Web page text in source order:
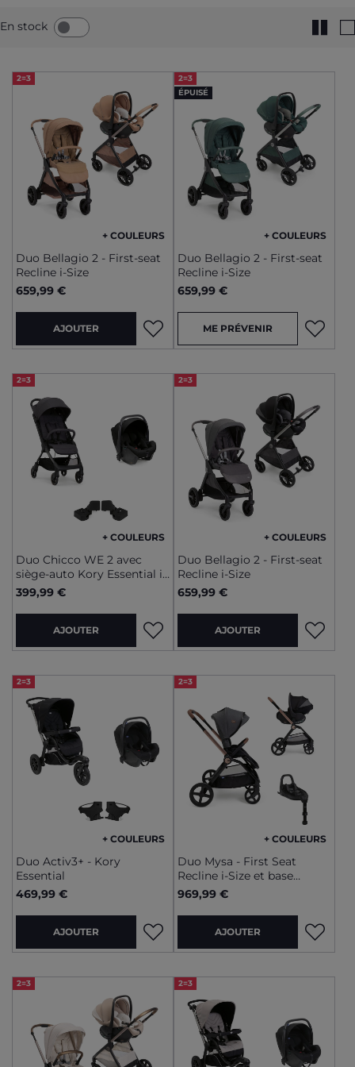
En stock
2=3
+ COULEURS
Duo Bellagio 2 - First-seat
Recline i-Size
659,99 €
AJOUTER
2=3
ÉPUISÉ
+ COULEURS
Duo Bellagio 2 - First-seat
Recline i-Size
659,99 €
ME PRÉVENIR
2=3
+ COULEURS
Duo Chicco WE 2 avec
siège-auto Kory Essential i-
Size
399,99 €
AJOUTER
2=3
+ COULEURS
Duo Bellagio 2 - First-seat
Recline i-Size
659,99 €
AJOUTER
2=3
+ COULEURS
Duo Activ3+ - Kory
Essential
469,99 €
AJOUTER
2=3
+ COULEURS
Duo Mysa - First Seat
Recline i-Size et base
rotative
969,99 €
AJOUTER
2=3 2=3